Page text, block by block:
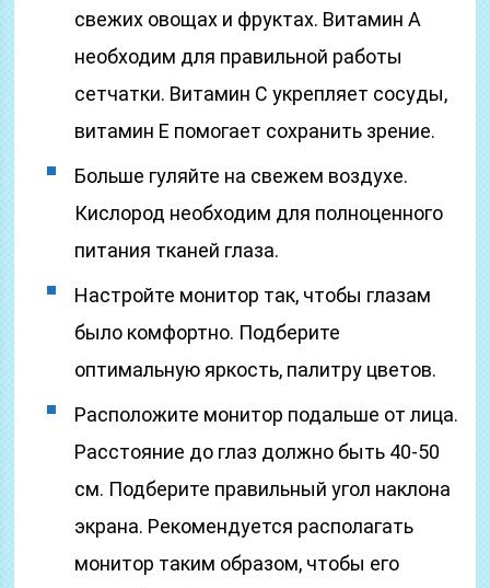
свежих овощах и фруктах. Витамин А
необходим для правильной работы
сетчатки. Витамин С укрепляет сосуды,
витамин Е помогает сохранить зрение.
Больше гуляйте на свежем воздухе.
Кислород необходим для полноценного
питания тканей глаза.
Настройте монитор так, чтобы глазам
было комфортно. Подберите
оптимальную яркость, палитру цветов.
Расположите монитор подальше от лица.
Расстояние до глаз должно быть 40-50
см. Подберите правильный угол наклона
экрана. Рекомендуется располагать
монитор таким образом, чтобы его